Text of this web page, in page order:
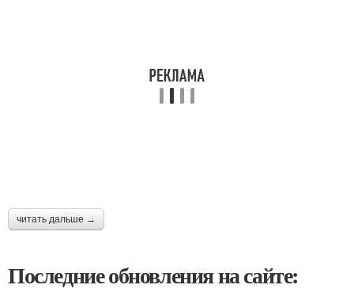
читать дальше →
Последние обновления на сайте: